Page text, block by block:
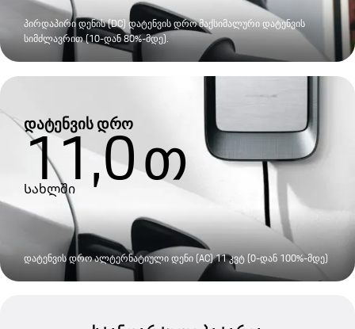
პირდაპირი დენის (DC) დატენვის დრო მაქსიმალური დატენვის
სიმძლავრით (10-დან 80%-მდე).
დატენვის დრო
11,0თ
Სახლში
დატენვის დრო ალტერნატიული დენი (AC) 11 კვტ (0-დან 100%-მდე)